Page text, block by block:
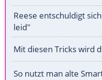
Reese entschuldigt
leid"
Mit diesen Tricks wird
So nutzt man alte